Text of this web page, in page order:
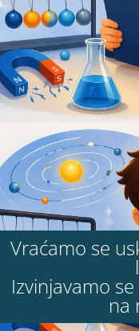
Vraćamo se
Izvinjavamo
na